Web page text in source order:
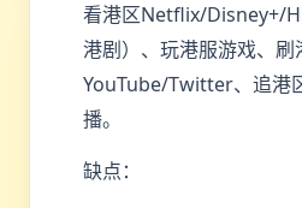
看港区Netflix/Disney+/
港剧）、玩港服游戏、刷
YouTube/Twitter、追港
播。
缺点：